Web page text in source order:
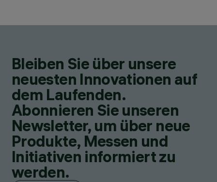
Bleiben Sie über unsere
neuesten Innovationen auf
dem Laufenden.
Abonnieren Sie unseren
Newsletter, um über neue
Produkte, Messen und
Initiativen informiert zu
werden.